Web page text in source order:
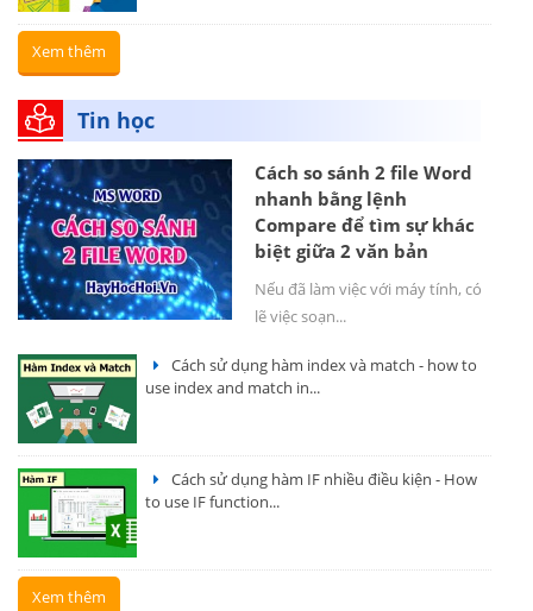
Xem thêm
Tin học
Cách so sánh 2 file Word
nhanh bằng lệnh
Compare để tìm sự khác
biệt giữa 2 văn bản
Nếu đã làm việc với máy tính, có
lẽ việc soạn...
Cách sử dụng hàm index và match - how to
use index and match in...
Cách sử dụng hàm IF nhiều điều kiện - How
to use IF function...
Xem thêm